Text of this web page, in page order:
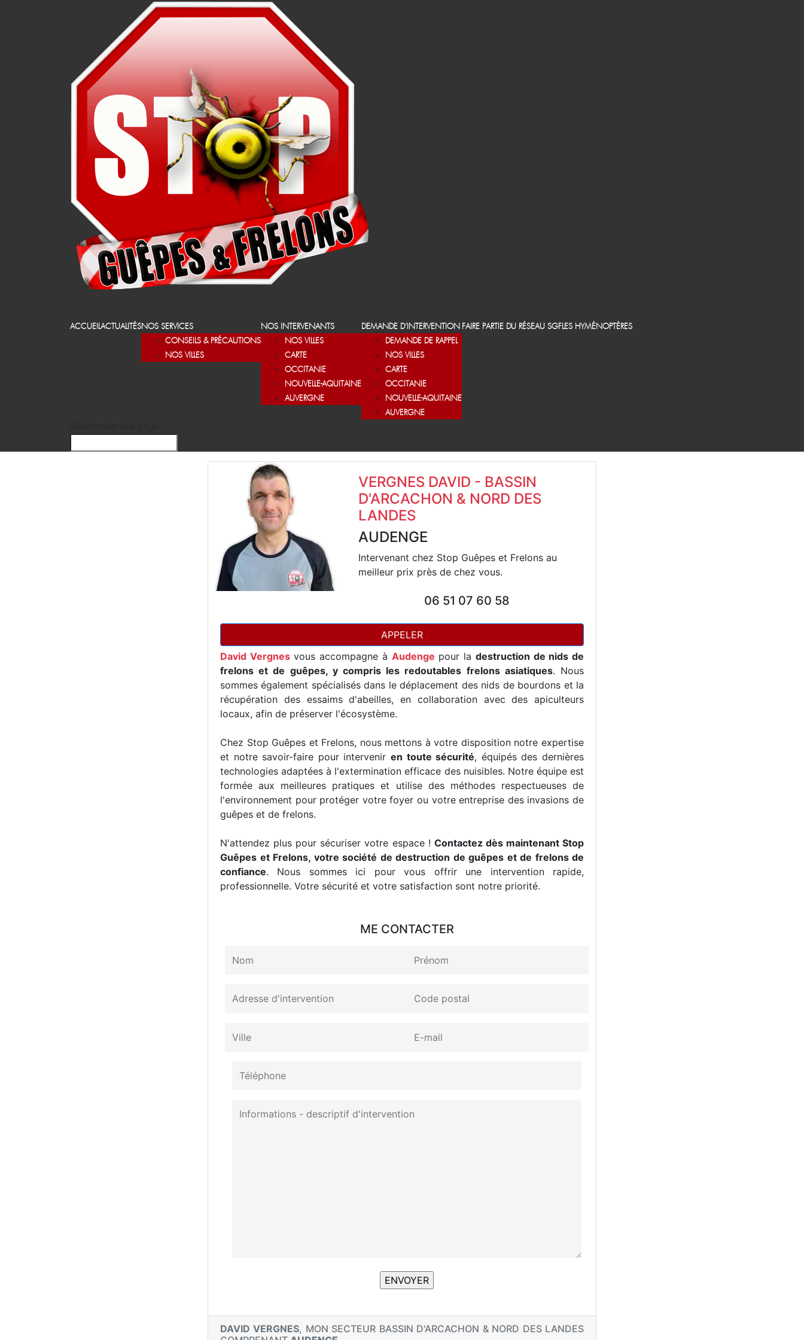
ACCUEILACTUALITÉSNOS SERVICES
CONSEILS & PRÉCAUTIONS
NOS VILLES
NOS INTERVENANTS
NOS VILLES
CARTE
OCCITANIE
NOUVELLE-AQUITAINE
AUVERGNE
DEMANDE D’INTERVENTION
DEMANDE DE RAPPEL
NOS VILLES
CARTE
OCCITANIE
NOUVELLE-AQUITAINE
AUVERGNE
FAIRE PARTIE DU RÉSEAU SGFLES HYMÉNOPTÈRES
VERGNES DAVID - BASSIN
D'ARCACHON & NORD DES
LANDES
AUDENGE
Intervenant chez Stop Guêpes et Frelons au
meilleur prix près de chez vous.
06 51 07 60 58
APPELER
David Vergnesvous accompagne à Audenge pour la destruction de nids de
frelons et de guêpes, y compris les redoutables frelons asiatiques. Nous
sommes également spécialisés dans le déplacement des nids de bourdons et la
récupération des essaims d'abeilles, en collaboration avec des apiculteurs
locaux, afin de préserver l'écosystème.
Chez Stop Guêpes et Frelons, nous mettons à votre disposition notre expertise
et notre savoir-faire pour intervenir en toute sécurité, équipés des dernières
technologies adaptées à l'extermination efficace des nuisibles. Notre équipe est
formée aux meilleures pratiques et utilise des méthodes respectueuses de
l'environnement pour protéger votre foyer ou votre entreprise des invasions de
guêpes et de frelons.
N'attendez plus pour sécuriser votre espace ! Contactez dès maintenant Stop
Guêpes et Frelons, votre société de destruction de guêpes et de frelons de
confiance. Nous sommes ici pour vous offrir une intervention rapide,
professionnelle. Votre sécurité et votre satisfaction sont notre priorité.
ME CONTACTER
DAVID VERGNES, MON SECTEUR BASSIN D'ARCACHON & NORD DES LANDES